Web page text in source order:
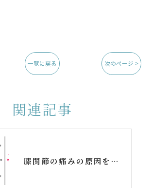
一覧に戻る 次のページ >
関連記事
膝関節の痛みの原因を知ろう！上手に付き合うコツとは？